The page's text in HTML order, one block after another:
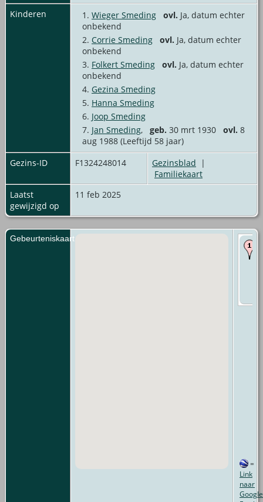
Kinderen
1. Wieger Smeding ovl. Ja, datum echter
onbekend
2. Corrie Smeding ovl. Ja, datum echter
onbekend
3. Folkert Smeding ovl. Ja, datum echter
onbekend
4. Gezina Smeding
5. Hanna Smeding
6. Joop Smeding
7. Jan Smeding, geb. 30 mrt 1930 ovl. 8
aug 1988 (Leeftijd 58 jaar)
Gezins-ID
F1324248014 Gezinsblad |
Familiekaart
Laatst
gewijzigd op
11 feb 2025
Gebeurteniskaart
=
Link
naar
Google